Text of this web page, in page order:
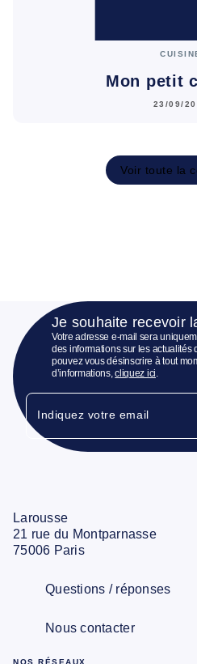
Mon petit
23/09/
Voir toute la
Je souhaite recevoir
Votre adresse e-mail sera
des informations sur les actualités
pouvez vous désinscrire à tout
d’informations,cliquez ici
Indiquez votre email
Larousse
21 rue du Montparnasse
75006 Paris
Questions / réponses
Nous contacter
NOS RÉSEAUX